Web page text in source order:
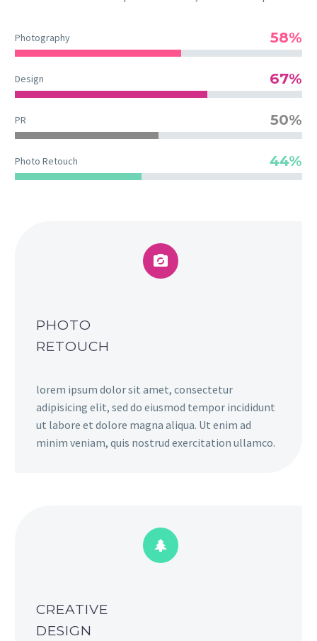
Photography 58%
Design 67%
PR 50%
Photo Retouch 44%


PHOTO
RETOUCH
lorem ipsum dolor sit amet, consectetur
adipisicing elit, sed do eiusmod tempor incididunt
ut labore et dolore magna aliqua. Ut enim ad
minim veniam, quis nostrud exercitation ullamco.


CREATIVE
DESIGN